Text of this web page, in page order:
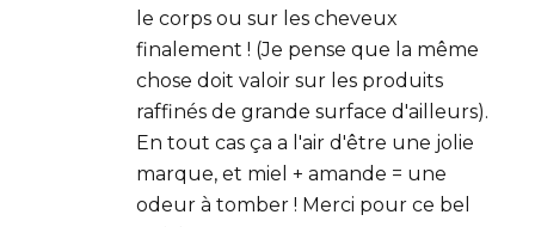
le corps ou sur les cheveux
finalement ! (Je pense que la même
chose doit valoir sur les produits
raffinés de grande surface d'ailleurs).
En tout cas ça a l'air d'être une jolie
marque, et miel + amande = une
odeur à tomber ! Merci pour ce bel